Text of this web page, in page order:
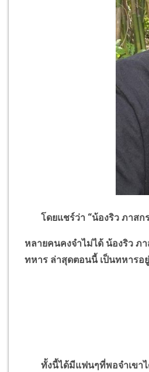
โดยแชร์ว่า “น้องริว ภาสก
หลายคนคงจำไม่ได้ น้องริว ภ
ทหาร ล่าสุดตอนนี้ เป็นทหารอ
ทั้งนี้ได้มีแฟนๆที่พอจำเขาไ